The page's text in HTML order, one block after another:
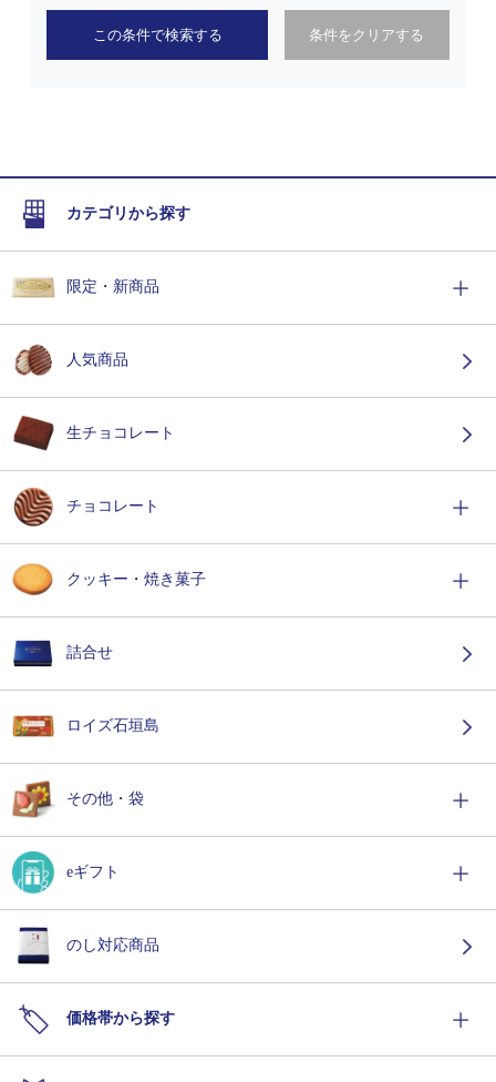
この条件で検索する 条件をクリアする
カテゴリから探す
限定・新商品
人気商品
生チョコレート
チョコレート
クッキー・焼き菓子
詰合せ
ロイズ石垣島
その他・袋
eギフト
のし対応商品
価格帯から探す